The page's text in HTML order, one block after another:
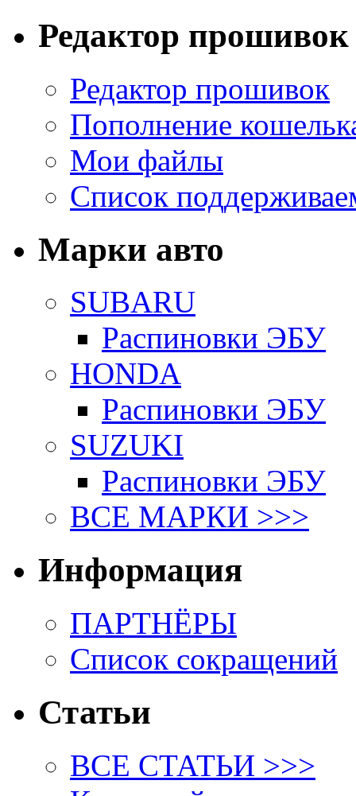
Редактор прошивок
Редактор прошивок
Пополнение
Мои файлы
Список
Марки авто
SUBARU
Распиновки ЭБУ
HONDA
Распиновки ЭБУ
SUZUKI
Распиновки ЭБУ
ВСЕ МАРКИ >>>
Информация
ПАРТНЁРЫ
Список сокращений
Статьи
ВСЕ СТАТЬИ >>>